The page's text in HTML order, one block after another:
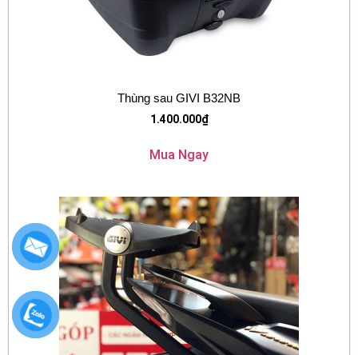
Thùng sau GIVI B32NB
1.400.000₫
Mua Ngay